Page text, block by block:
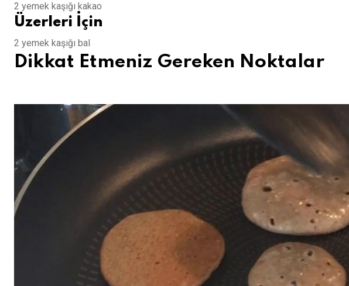
2 yemek kaşığı kakao
Üzerleri İçin
2 yemek kaşığı bal
Dikkat Etmeniz Gereken Noktalar